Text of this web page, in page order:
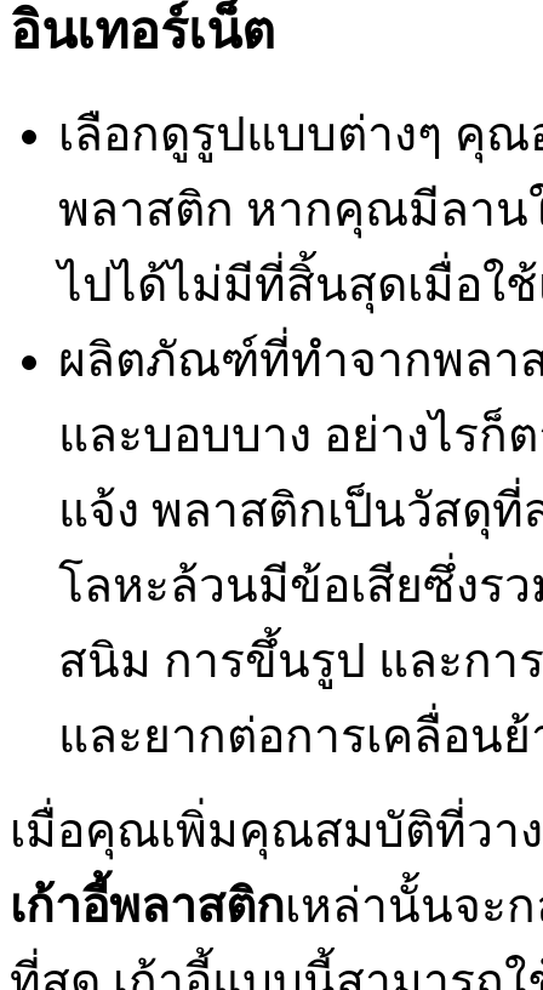
อินเทอร์เน็ต
เลือกดูรูปแบบต่างๆ คุ
พลาสติก หากคุณมีลาน
ไปได้ไม่มีที่สิ้นสุดเมื่อใ
ผลิตภัณฑ์ที่ทำจากพลา
และบอบบาง อย่างไรก็
แจ้ง พลาสติกเป็นวัสดุ
โลหะล้วนมีข้อเสียซึ่งรว
สนิม การขึ้นรูป และก
และยากต่อการเคลื่อน
เมื่อคุณเพิ่มคุณสมบัติที่วา
เก้าอี้พลาสติกเหล่านั้นจะ